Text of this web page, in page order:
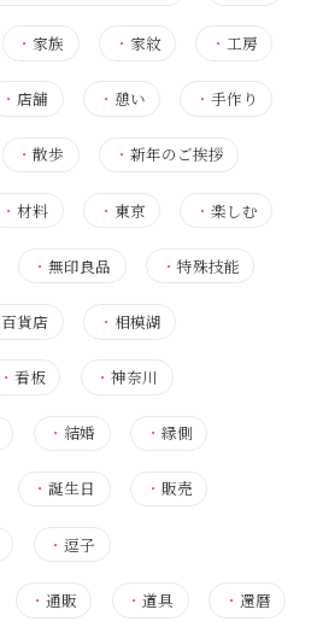
・ 家族 ・ 家紋 ・ 工房
・ 店舗 ・ 憩い ・ 手作り
・散歩 ・ 新年のご挨拶
・材料 ・ 東京 ・ 楽しむ
・無印良品 ・ 特殊技能
百貨店 ・ 相模湖
・看板 ・神奈川
・結婚 ・ 縁側
・誕生日 ・ 販売
・逗子
・通販 ・道具 ・ 還暦